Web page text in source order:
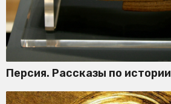
Персия. Рассказы по истории